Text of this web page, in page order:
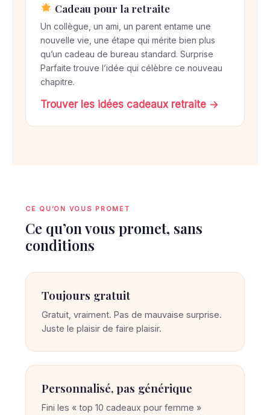
Cadeau pour la retraite
Un collègue, un ami, un parent entame une
nouvelle vie, une étape qui mérite bien plus
qu’un cadeau de bureau standard. Surprise
Parfaite trouve l’idée qui célèbre ce nouveau
chapitre.
Trouver les idées cadeaux retraite →
CE QU’ON VOUS PROMET
Ce qu’on vous promet, sans
conditions
Toujours gratuit
Gratuit, vraiment. Pas de mauvaise surprise.
Juste le plaisir de faire plaisir.
Personnalisé, pas générique
Fini les « top 10 cadeaux pour femme »